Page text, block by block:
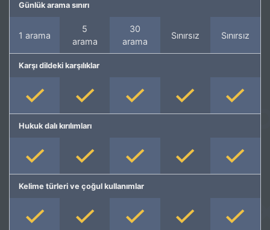
Günlük arama sınırı
1 arama
5
arama
30
arama
Sınırsız Sınırsız
Karşı dildeki karşılıklar
Hukuk dalı kırılımları
Kelime türleri ve çoğul kullanımlar